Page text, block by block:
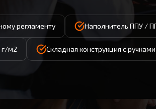
регламенту Наполнитель ППУ /
г/м2 Складная конструкция с